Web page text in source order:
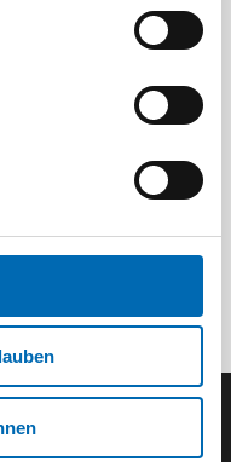
Bit-
Artikel-Nr.